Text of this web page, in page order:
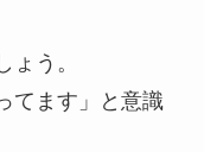
う。
てます」と意識